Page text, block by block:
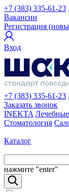
+7 (383) 335-61-23
Вакансии
Регистрация
Вход
+7 (383) 335-61-23
Заказать звонок
INEKTA
Стоматология
Каталог
нажмите "enter"